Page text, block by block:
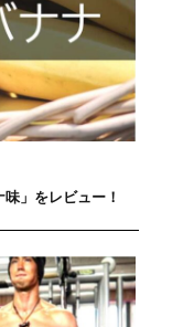
」をレビュー！